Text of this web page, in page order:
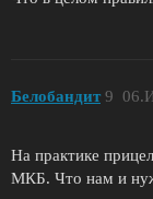
Белобандит 9
На практике
МКБ. Что нам и